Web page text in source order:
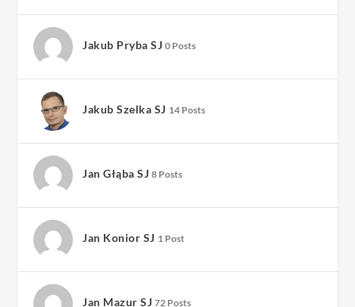
Jakub Pryba SJ 0 Posts
Jakub Szelka SJ 14 Posts
Jan Głąba SJ 8 Posts
Jan Konior SJ 1 Post
Jan Mazur SJ 72 Posts